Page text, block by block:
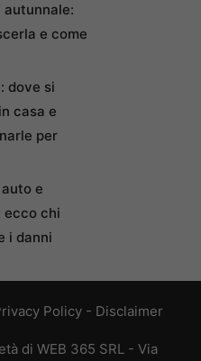
autunnale:
e come
dove si
casa e
per
e
ecco chi
i danni
Policy - Disclaimer
di WEB 365 SRL - Via